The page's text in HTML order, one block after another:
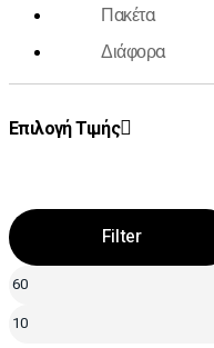
Πακέτα
Διάφορα
Επιλογή Τιμής
Filter